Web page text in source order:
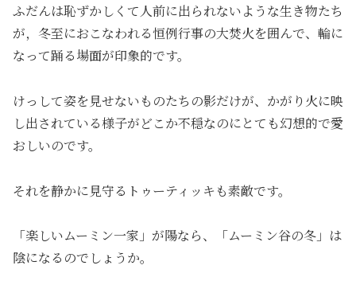
ふだんは恥ずかしくて人前に出られないような生き物たち
が，冬至におこなわれる恒例行事の大焚火を囲んで、輪に
なって踊る場面が印象的です。
けっして姿を見せないものたちの影だけが、かがり火に映
し出されている様子がどこか不穏なのにとても幻想的で愛
おしいのです。
それを静かに見守るトゥーティッキも素敵です。
「楽しいムーミン一家」が陽なら、「ムーミン谷の冬」は
陰になるのでしょうか。